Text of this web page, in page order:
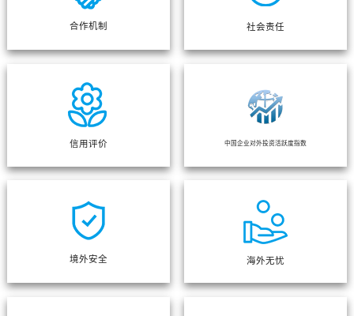
合作机制 社会责任
信用评价 中国企业对外投资活跃度指数
境外安全 海外无忧